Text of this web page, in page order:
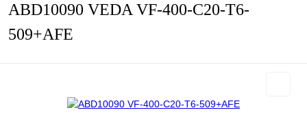
ABD10090 VEDA VF-400-C20-T6-
509+AFE